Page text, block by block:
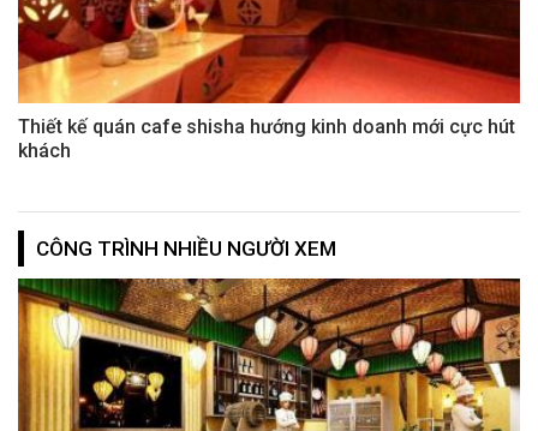
Thiết kế quán cafe shisha hướng kinh doanh mới cực hút
khách
CÔNG TRÌNH NHIỀU NGƯỜI XEM